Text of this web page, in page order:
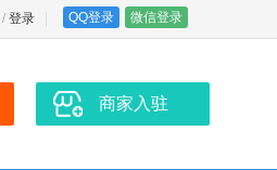
/ 登录 QQ登录 微信登录
商家入驻